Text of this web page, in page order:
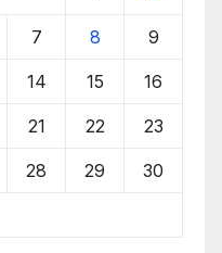
7 8 9
14 15 16
21 22 23
28 29 30